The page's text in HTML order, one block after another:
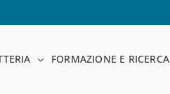
FORMAZIONE E RICERCA